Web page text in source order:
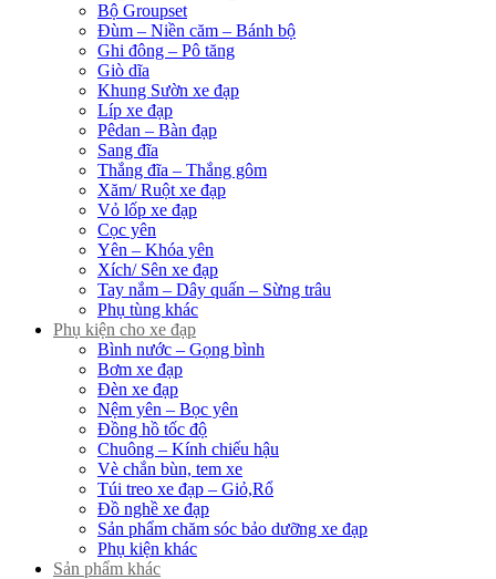
Bộ Groupset
Đùm – Niền căm – Bánh bộ
Ghi đông – Pô tăng
Giò dĩa
Khung Sườn xe đạp
Líp xe đạp
Pêdan – Bàn đạp
Sang đĩa
Thắng đĩa – Thắng gôm
Xăm/ Ruột xe đạp
Vỏ lốp xe đạp
Cọc yên
Yên – Khóa yên
Xích/ Sên xe đạp
Tay nắm – Dây quấn – Sừng trâu
Phụ tùng khác
Phụ kiện cho xe đạp
Bình nước – Gọng bình
Bơm xe đạp
Đèn xe đạp
Nệm yên – Bọc yên
Đồng hồ tốc độ
Chuông – Kính chiếu hậu
Vè chắn bùn, tem xe
Túi treo xe đạp – Giỏ,Rổ
Đồ nghề xe đạp
Sản phẩm chăm sóc bảo dưỡng xe đạp
Phụ kiện khác
Sản phẩm khác